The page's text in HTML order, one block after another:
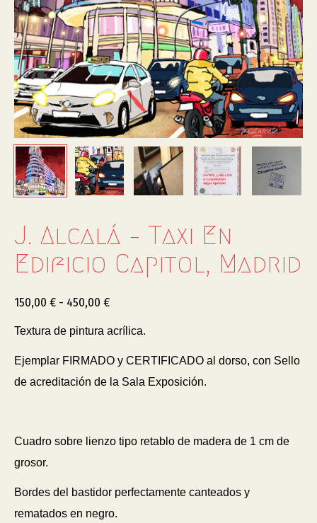
J. Alcalá – Taxi En
Edificio Capitol, Madrid
150,00 € - 450,00 €
Textura de pintura acrílica.
Ejemplar FIRMADO y CERTIFICADO al dorso, con Sello
de acreditación de la Sala Exposición.
Cuadro sobre lienzo tipo retablo de madera de 1 cm de
grosor.
Bordes del bastidor perfectamente canteados y
rematados en negro.